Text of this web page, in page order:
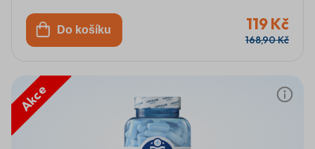
Do košíku 119 Kč
168,90 Kč
Akce